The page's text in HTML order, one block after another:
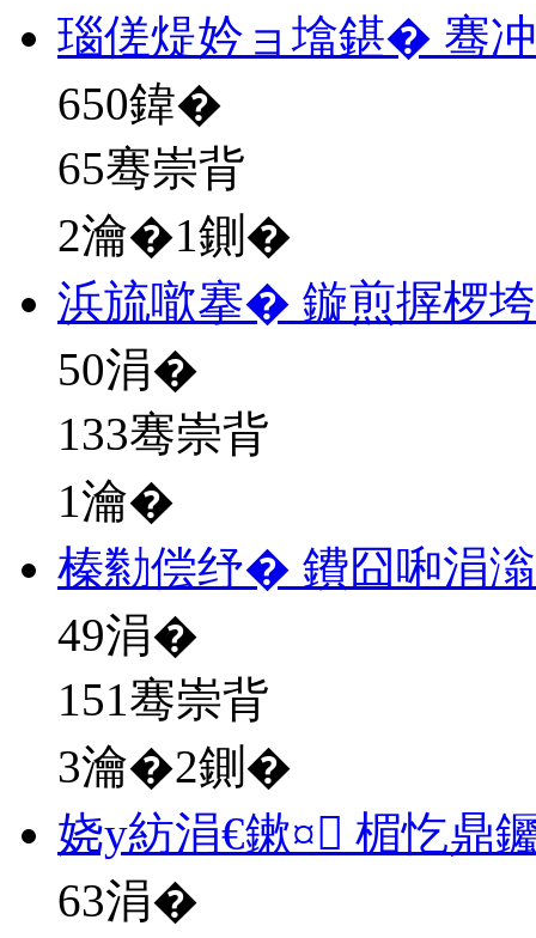
瑙傞煶妗ョ墖鍖� 骞
650鍏�
65骞崇背
2瀹�1鍘�
浜旈噷搴� 鏇煎搱椤
50涓�
133骞崇背
1瀹�
榛勬偿纾� 鐨囧啝涓
49涓�
151骞崇背
3瀹�2鍘�
娆у紡涓€鏉¤ 楣忔鼎
63涓�